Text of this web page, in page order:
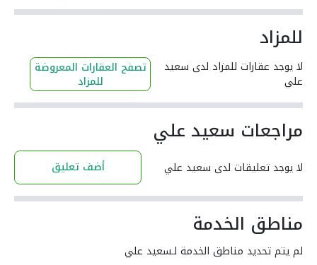
للمزاد
لا يوجد عقارات للمزاد لدى سعيد
علي
تصفح العقارات المعروضة
للمزاد
مراجعات سعيد علي
لا يوجد تعليقات لدى سعيد علي أضف تعليق
مناطق الخدمة
لم يتم تحديد مناطق الخدمة لـسعيد علي